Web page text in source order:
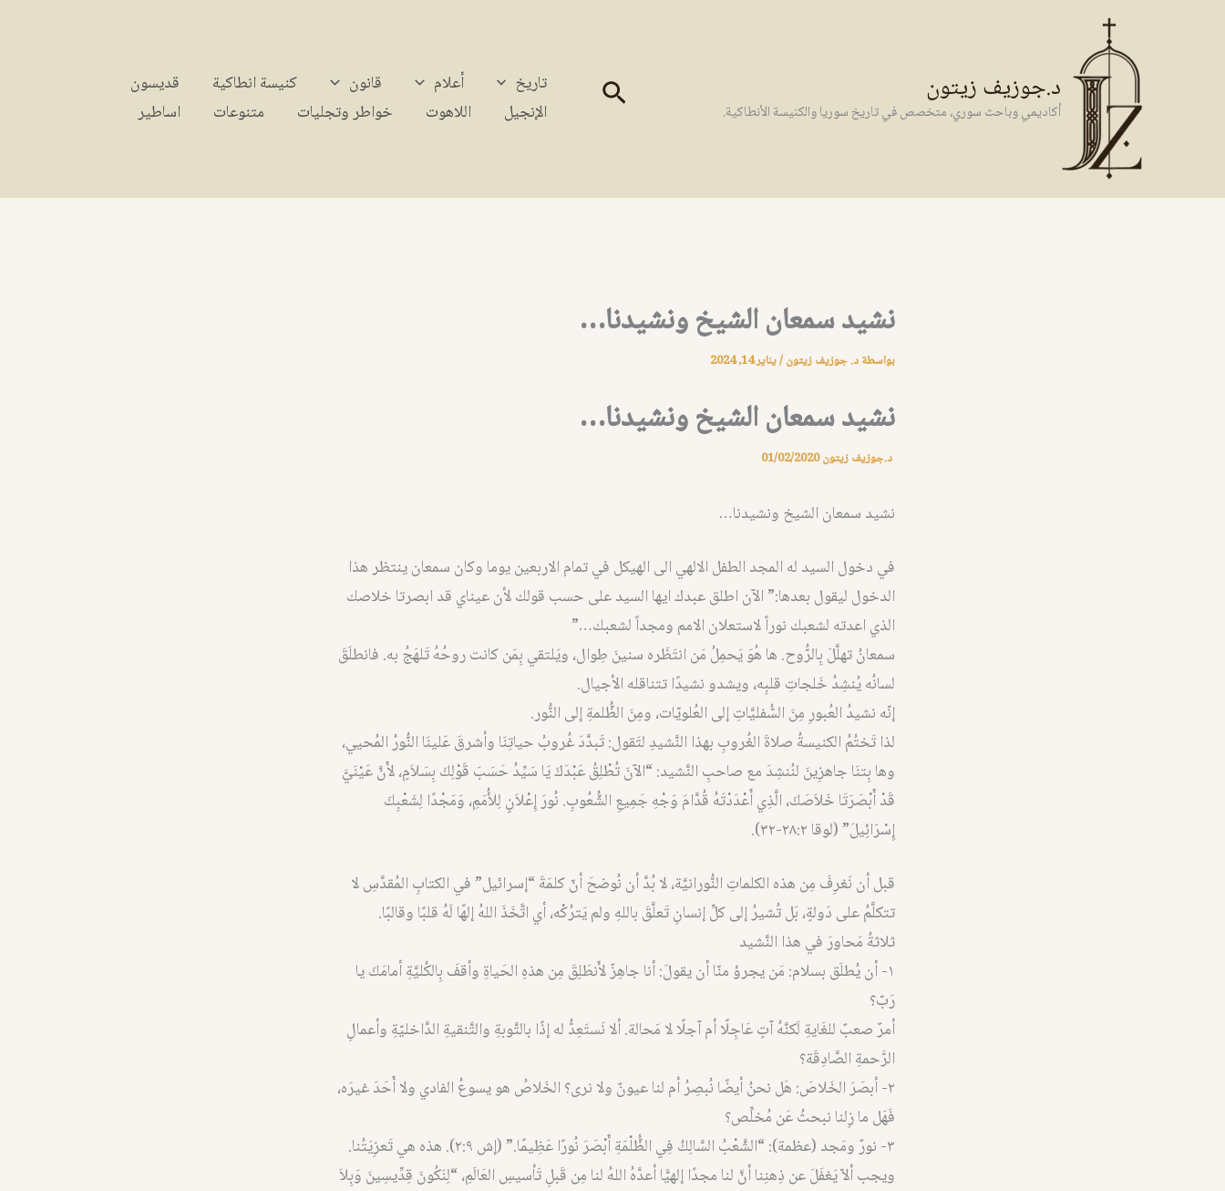
د.جوزيف زيتون
أكاديمي وباحث سوري، متخصص في تاريخ سوريا والكنيسة الأنطاكية. البحث تاريخ أعلام قانون كنيسة انطاكية
قديسون
الإنجيل
اللاهوت خواطر وتجليات متنوعات اساطير
نشيد سمعان الشيخ ونشيدنا…
بواسطةد. جوزيف زيتون/يناير 14, 2024
نشيد سمعان الشيخ ونشيدنا…
د.جوزيف زيتون01/02/2020
نشيد سمعان الشيخ ونشيدنا…
في دخول السيد له المجد الطفل الالهي الى الهيكل في تمام الاربعين يوما وكان سمعان ينتظر هذا
الدخول ليقول بعدها:” الآن اطلق عبدك ايها السيد على حسب قولك لأن عيناي قد ابصرتا خلاصك
الذي اعدته لشعبك نوراً لاستعلان الامم ومجداً لشعبك…”
سمعانُ تهلَّلَ بِالرُّوح. ها هُوَ يَحمِلُ مَن انتَظَره سنينَ طِوال، ويَلتقي بِمَن كانت روحُهُ تَلهَجُ به. فانطلَقَ
لسانُه يُنشِدُ خَلجاتِ قلبِه، ويشدو نشيدًا تتناقله الأجيال.
إنّه نشيدُ العُبورِ مِنَ السُّفليَّاتِ إلى العُلويّات، ومِنَ الظُّلمةِ إلى النُّور.
لذا تَختُمُ الكنيسةُ صلاةَ الغُروبِ بهذا النَّشيدِ لتَقول: تَبدَّدَ غُروبُ حياتِنَا وأشرقَ عَلينَا النُّورُ المُحيي،
وها بِتنَا جاهزِينَ لنُنشِدَ مع صاحبِ النَّشيد: “الآنَ تُطْلِقُ عَبْدَكَ يَا سَيِّدُ حَسَبَ قَوْلِكَ بِسَلاَمٍ، لأَنَّ عَيْنَيَّ
قَدْ أَبْصَرَتَا خَلاَصَكَ، الَّذِي أَعْدَدْتَهُ قُدَّامَ وَجْهِ جَمِيعِ الشُّعُوبِ. نُورَ إِعْلاَنٍ لِلأُمَمِ، وَمَجْدًا لِشَعْبِكَ
إِسْرَائِيلَ” (لوقا ٢٨:٢-٣٢).
قبل أن نَغرِفَ مِن هذه الكلماتِ النُّورانيَّة، لا بُدَّ أن نُوضحَ أنّ كلمَةَ “إسرائيل” في الكتابِ المُقدَّسِ لا
تتكلَّمُ على دَولةٍ، بَل تُشيرُ إلى كلِّ إنسانِ تَعلَّقَ باللهِ ولم يَترُكْه، أي اتَّخَذَ اللهُ إلهًا لَهُ قلبًا وقالبًا.
ثلاثةُ مَحاورَ في هذا النَّشيد
١- أن يُطلَق بسلام: مَن يجرؤ منّا أن يقولَ: أنا جاهِزٌ لأَنطَلِقَ مِن هذهِ الحَياةِ وأقفَ بِالكُليَّةِ أمامَكَ يا
رَبّ؟
أمرٌ صعبٌ للغَايةِ لَكنَّهُ آتٍ عَاجِلًا أم آجلًا لا مَحالة. ألا نَستَعِدُّ له إذًا بالتَّوبةِ والتَّنقيةِ الدَّاخليّةِ وأعمالِ
الرَّحمةِ الصَّادِقَة؟
٢- أبصَرَ الخَلاصَ: هَل نحنُ أيضًا نُبصِرُ أم لنا عيونٌ ولا نرى؟ الخَلاصُ هو يسوعُ الفادي ولا أَحَدَ غيرَه،
فَهَل ما زِلنا نبحثُ عَن مُخلِّص؟
٣- نورٌ ومَجد (عظمة): “الشَّعْبُ السَّالِكُ فِي الظُّلْمَةِ أَبْصَرَ نُورًا عَظِيمًا.” (إش ٢:٩). هذه هي تَعزِيَتُنا.
ويجب ألاّ يَغفَلَ عن ذِهنِنا أنَّ لنا مجدًا إلهيًّا أعدَّهُ اللهُ لنا مِن قَبلِ تَأسيسِ العَالَمِ، “لِنَكُونَ قِدِّيسِينَ وَبِلاَ